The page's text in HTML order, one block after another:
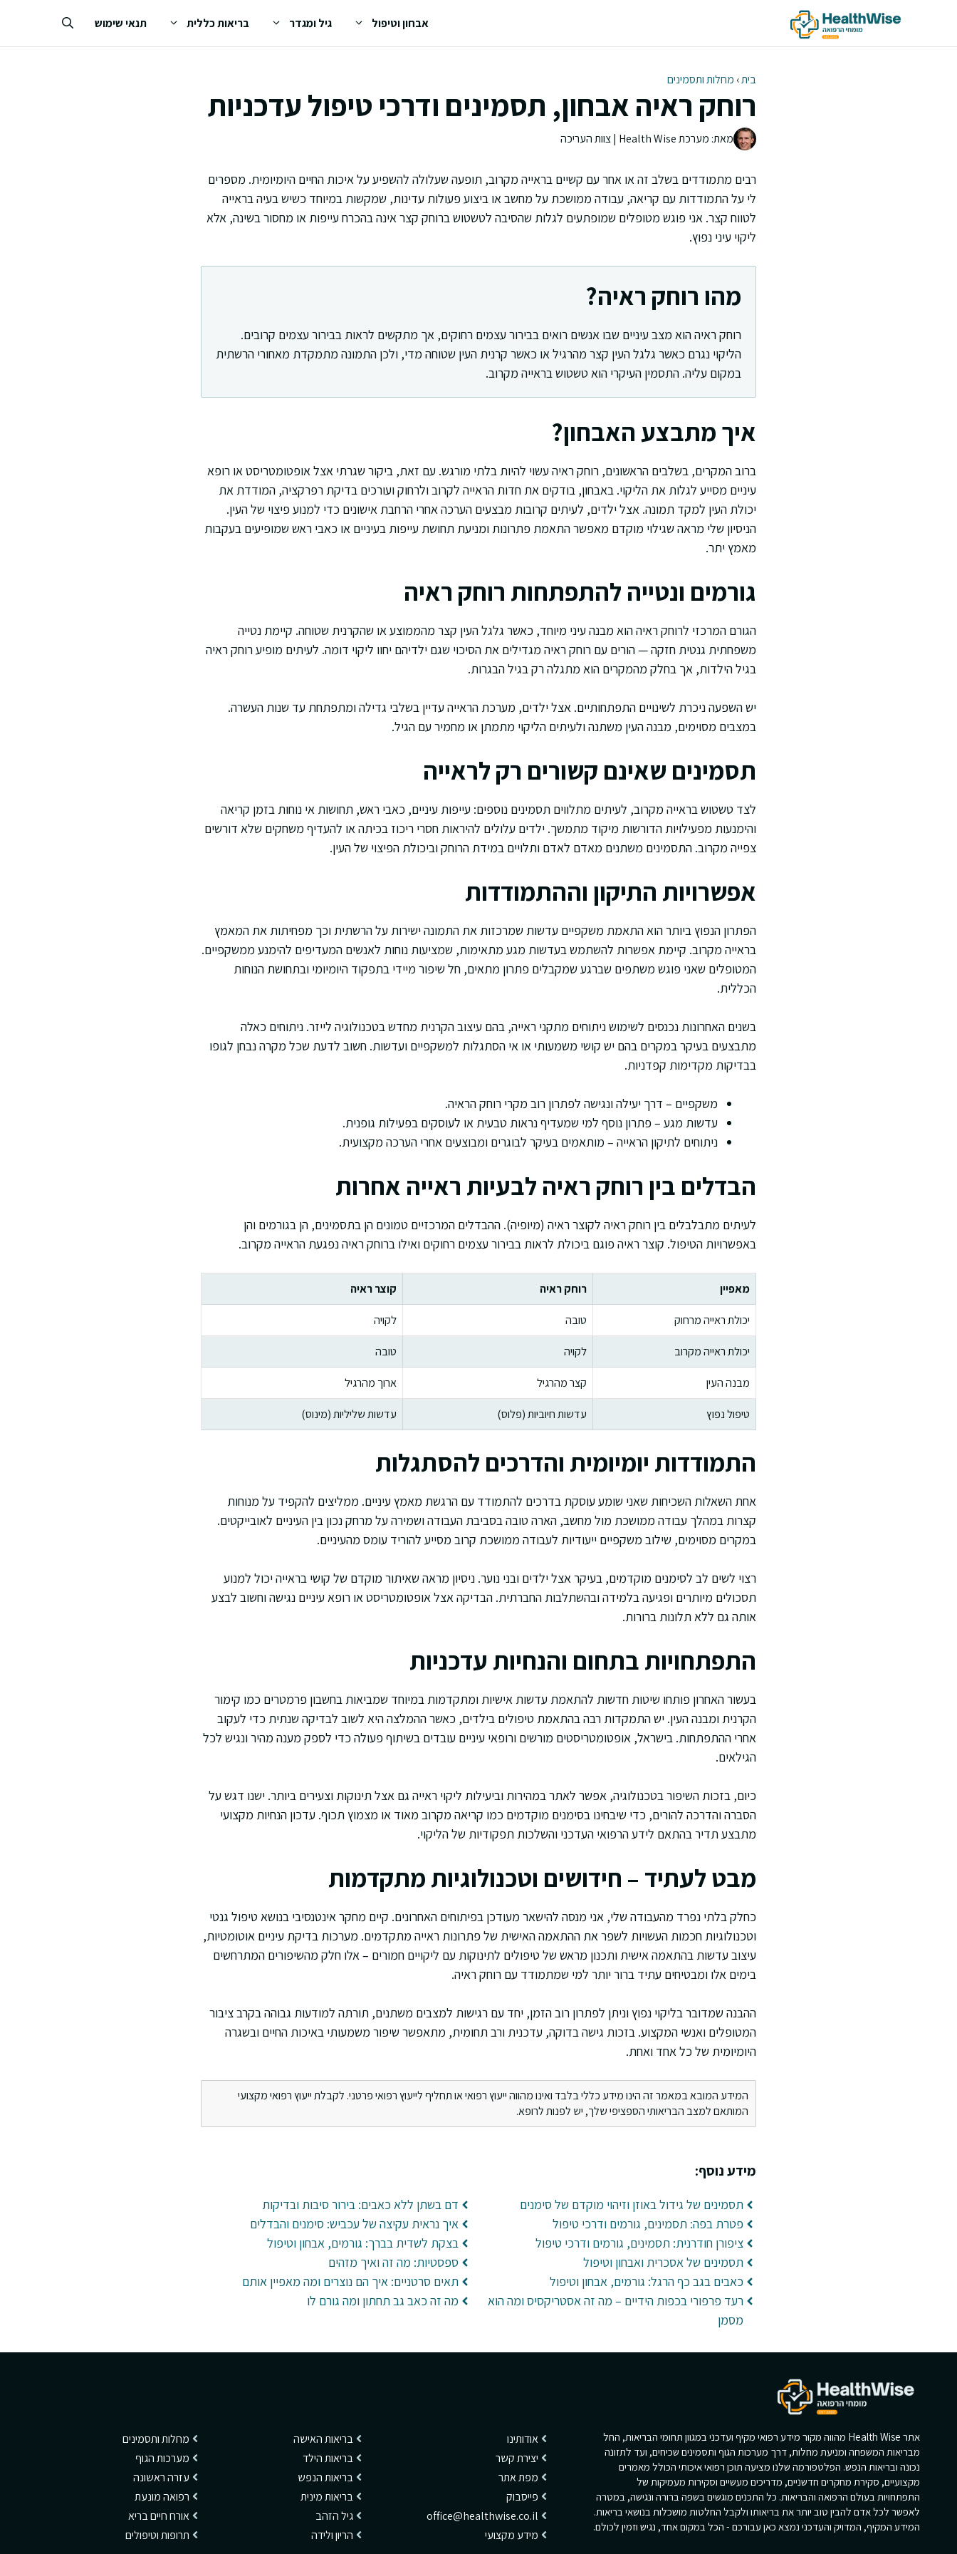
אבחון וטיפול גיל ומגדר בריאות כללית תנאי שימוש
בית› מחלות ותסמינים
רוחק ראיה אבחון, תסמינים ודרכי טיפול עדכניות
מאת: מערכת Health Wise | צוות העריכה
רבים מתמודדים בשלב זה או אחר עם קשיים בראייה מקרוב, תופעה שעלולה להשפיע על איכות החיים היומיומית. מספרים
לי על התמודדות עם קריאה, עבודה ממושכת על מחשב או ביצוע פעולות עדינות, שמקשות במיוחד כשיש בעיה בראייה
לטווח קצר. אני פוגש מטופלים שמופתעים לגלות שהסיבה לטשטוש ברוחק קצר אינה בהכרח עייפות או מחסור בשינה, אלא
ליקוי עיני נפוץ.
מהו רוחק ראיה?
רוחק ראיה הוא מצב עיניים שבו אנשים רואים בבירור עצמים רחוקים, אך מתקשים לראות בבירור עצמים קרובים.
הליקוי נגרם כאשר גלגל העין קצר מהרגיל או כאשר קרנית העין שטוחה מדי, ולכן התמונה מתמקדת מאחורי הרשתית
במקום עליה. התסמין העיקרי הוא טשטוש בראייה מקרוב.
איך מתבצע האבחון?
ברוב המקרים, בשלבים הראשונים, רוחק ראיה עשוי להיות בלתי מורגש. עם זאת, ביקור שגרתי אצל אופטומטריסט או רופא
עיניים מסייע לגלות את הליקוי. באבחון, בודקים את חדות הראייה לקרוב ולרחוק ועורכים בדיקת רפרקציה, המודדת את
יכולת העין למקד תמונה. אצל ילדים, לעיתים קרובות מבצעים הערכה אחרי הרחבת אישונים כדי למנוע פיצוי של העין.
הניסיון שלי מראה שגילוי מוקדם מאפשר התאמת פתרונות ומניעת תחושת עייפות בעיניים או כאבי ראש שמופיעים בעקבות
מאמץ יתר.
גורמים ונטייה להתפתחות רוחק ראיה
הגורם המרכזי לרוחק ראיה הוא מבנה עיני מיוחד, כאשר גלגל העין קצר מהממוצע או שהקרנית שטוחה. קיימת נטייה
משפחתית גנטית חזקה — הורים עם רוחק ראיה מגדילים את הסיכוי שגם ילדיהם יחוו ליקוי דומה. לעיתים מופיע רוחק ראיה
בגיל הילדות, אך בחלק מהמקרים הוא מתגלה רק בגיל הבגרות.
יש השפעה ניכרת לשינויים התפתחותיים. אצל ילדים, מערכת הראייה עדיין בשלבי גדילה ומתפתחת עד שנות העשרה.
במצבים מסוימים, מבנה העין משתנה ולעיתים הליקוי מתמתן או מחמיר עם הגיל.
תסמינים שאינם קשורים רק לראייה
לצד טשטוש בראייה מקרוב, לעיתים מתלווים תסמינים נוספים: עייפות עיניים, כאבי ראש, תחושות אי נוחות בזמן קריאה
והימנעות מפעילויות הדורשות מיקוד מתמשך. ילדים עלולים להיראות חסרי ריכוז בכיתה או להעדיף משחקים שלא דורשים
צפייה מקרוב. התסמינים משתנים מאדם לאדם ותלויים במידת הרוחק וביכולת הפיצוי של העין.
אפשרויות התיקון וההתמודדות
הפתרון הנפוץ ביותר הוא התאמת משקפיים עדשות שמרכזות את התמונה ישירות על הרשתית וכך מפחיתות את המאמץ
בראייה מקרוב. קיימת אפשרות להשתמש בעדשות מגע מתאימות, שמציעות נוחות לאנשים המעדיפים להימנע ממשקפיים.
המטופלים שאני פוגש משתפים שברגע שמקבלים פתרון מתאים, חל שיפור מיידי בתפקוד היומיומי ובתחושת הנוחות
הכללית.
בשנים האחרונות נכנסים לשימוש ניתוחים מתקני ראייה, בהם עיצוב הקרנית מחדש בטכנולוגיה לייזר. ניתוחים כאלה
מתבצעים בעיקר במקרים בהם יש קושי משמעותי או אי הסתגלות למשקפיים ועדשות. חשוב לדעת שכל מקרה נבחן לגופו
בבדיקות מקדימות קפדניות.
משקפיים – דרך יעילה ונגישה לפתרון רוב מקרי רוחק הראיה.
עדשות מגע – פתרון נוסף למי שמעדיף נראות טבעית או לעוסקים בפעילות גופנית.
ניתוחים לתיקון הראייה – מותאמים בעיקר לבוגרים ומבוצעים אחרי הערכה מקצועית.
הבדלים בין רוחק ראיה לבעיות ראייה אחרות
לעיתים מתבלבלים בין רוחק ראיה לקוצר ראיה (מיופיה). ההבדלים המרכזיים טמונים הן בתסמינים, הן בגורמים והן
באפשרויות הטיפול. קוצר ראיה פוגם ביכולת לראות בבירור עצמים רחוקים ואילו ברוחק ראיה נפגעת הראייה מקרוב.
מאפיין רוחק ראיה
קוצר ראיה
יכולת ראייה מרחוק
טובה
לקויה
יכולת ראייה מקרוב
לקויה
טובה
מבנה העין
קצר מהרגיל
ארוך מהרגיל
טיפול נפוץ
עדשות חיוביות (פלוס) עדשות שליליות (מינוס)
התמודדות יומיומית והדרכים להסתגלות
אחת השאלות השכיחות שאני שומע עוסקת בדרכים להתמודד עם הרגשת מאמץ עיניים. ממליצים להקפיד על מנוחות
קצרות במהלך עבודה ממושכת מול מחשב, הארה טובה בסביבת העבודה ושמירה על מרחק נכון בין העיניים לאובייקטים.
במקרים מסוימים, שילוב משקפיים ייעודיות לעבודה ממושכת קרוב מסייע להוריד עומס מהעיניים.
רצוי לשים לב לסימנים מוקדמים, בעיקר אצל ילדים ובני נוער. ניסיון מראה שאיתור מוקדם של קושי בראייה יכול למנוע
תסכולים מיותרים ופגיעה בלמידה ובהשתלבות החברתית. הבדיקה אצל אופטומטריסט או רופא עיניים נגישה וחשוב לבצע
אותה גם ללא תלונות ברורות.
התפתחויות בתחום והנחיות עדכניות
בעשור האחרון פותחו שיטות חדשות להתאמת עדשות אישיות ומתקדמות במיוחד שמביאות בחשבון פרמטרים כמו קימור
הקרנית ומבנה העין. יש התמקדות רבה בהתאמת טיפולים בילדים, כאשר ההמלצה היא לשוב לבדיקה שנתית כדי לעקוב
אחרי ההתפתחות. בישראל, אופטומטריסטים מורשים ורופאי עיניים עובדים בשיתוף פעולה כדי לספק מענה מהיר ונגיש לכל
הגילאים.
כיום, בזכות השיפור בטכנולוגיה, אפשר לאתר במהירות וביעילות ליקוי ראייה גם אצל תינוקות וצעירים ביותר. ישנו דגש על
הסברה והדרכה להורים, כדי שיבחינו בסימנים מוקדמים כמו קריאה מקרוב מאוד או מצמוץ תכוף. עדכון הנחיות מקצועי
מתבצע תדיר בהתאם לידע הרפואי העדכני והשלכות תפקודיות של הליקוי.
מבט לעתיד – חידושים וטכנולוגיות מתקדמות
כחלק בלתי נפרד מהעבודה שלי, אני מנסה להישאר מעודכן בפיתוחים האחרונים. קיים מחקר אינטנסיבי בנושא טיפול גנטי
וטכנולוגיות חכמות העשויות לשפר את ההתאמה האישית של פתרונות ראייה מתקדמים. מערכות בדיקת עיניים אוטומטיות,
עיצוב עדשות בהתאמה אישית ותכנון מראש של טיפולים לתינוקות עם ליקויים חמורים – אלו חלק מהשיפורים המתרחשים
בימים אלו ומבטיחים עתיד ברור יותר למי שמתמודד עם רוחק ראיה.
ההבנה שמדובר בליקוי נפוץ וניתן לפתרון רוב הזמן, יחד עם רגישות למצבים משתנים, תורתה למודעות גבוהה בקרב ציבור
המטופלים ואנשי המקצוע. בזכות גישה בדוקה, עדכנית ורב תחומית, מתאפשר שיפור משמעותי באיכות החיים ובשגרה
היומיומית של כל אחד ואחת.
המידע המובא במאמר זה הינו מידע כללי בלבד ואינו מהווה ייעוץ רפואי או תחליף לייעוץ רפואי פרטני. לקבלת ייעוץ רפואי מקצועי
המותאם למצב הבריאותי הספציפי שלך, יש לפנות לרופא.
מידע נוסף:
תסמינים של גידול באוזן וזיהוי מוקדם של סימנים
דם בשתן ללא כאבים: בירור סיבות ובדיקות
פטרת בפה: תסמינים, גורמים ודרכי טיפול
איך נראית עקיצה של עכביש: סימנים והבדלים
ציפורן חודרנית: תסמינים, גורמים ודרכי טיפול
בצקת לשדית בברך: גורמים, אבחון וטיפול
תסמינים של אסכרית ואבחון וטיפול
ספסטיות: מה זה ואיך מזהים
כאבים בגב כף הרגל: גורמים, אבחון וטיפול
תאים סרטניים: איך הם נוצרים ומה מאפיין אותם
רעד פרפורי בכפות הידיים – מה זה אסטריקסיס ומה הוא
מסמן
מה זה כאב גב תחתון ומה גורם לו
אתר Health Wise מהווה מקור מידע רפואי מקיף ועדכני במגוון תחומי הבריאות, החל
מבריאות המשפחה ומניעת מחלות, דרך מערכות הגוף ותסמינים שכיחים, ועד לתזונה
נכונה ובריאות הנפש. הפלטפורמה שלנו מציעה תוכן רפואי איכותי הכולל מאמרים
מקצועיים, סקירת מחקרים חדשניים, מדריכים מעשיים וסקירות מעמיקות של
התפתחויות בעולם הרפואה והבריאות. כל התכנים מוגשים בשפה ברורה ונגישה, במטרה
לאפשר לכל אדם להבין טוב יותר את בריאותו ולקבל החלטות מושכלות בנושאי בריאות.
המידע המקיף, המדויק והעדכני נמצא כאן עבורכם - הכל במקום אחד, נגיש וזמין לכולם.
אודותינו
יצירת קשר
מפת אתר
פייסבוק
office@healthwise.co.il
מידע מקצועי
בריאות האישה
בריאות הילד
בריאות הנפש
בריאות מינית
גיל הזהב
הריון ולידה
מחלות ותסמינים
מערכות הגוף
עזרה ראשונה
רפואה מונעת
אורח חיים בריא
תרופות וטיפולים